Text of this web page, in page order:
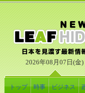
2026年08月07日(金)
トップ 時事 ビジネス